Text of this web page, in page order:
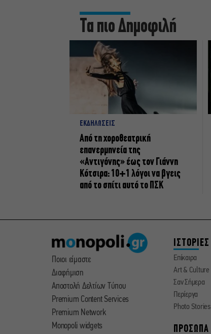
Τα πιο Δημοφιλή
ΕΚΔΗΛΩΣΕΙΣ
Από τη χοροθεατρική
επανερμηνεία της
«Αντιγόνης» έως τον Γιάννη
Κότσιρα: 10+1 λόγοι να βγεις
από το σπίτι αυτό το ΠΣΚ
Ποιοι είμαστε
Διαφήμιση
Αποστολή Δελτίων Τύπου
Premium Content Services
Premium Network
Monopoli widgets
ΙΣΤΟΡΙΕΣ
Επίκαιρα
Art & Culture
Σαν Σήμερα
Περίεργα
Photo Stories
ΠΡΟΣΩΠΑ